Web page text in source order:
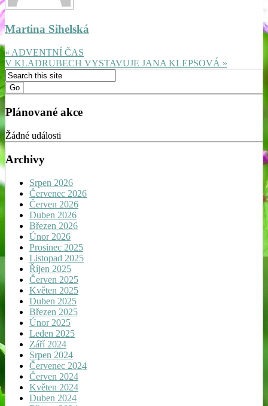
Martina Sihelská
« ADVENTNÍ ČAS
V KLADRUBECH VYSTAVUJE JANA KLEPSOVÁ »
Plánované akce
Žádné události
Archivy
Srpen 2026
Červenec 2026
Červen 2026
Duben 2026
Březen 2026
Únor 2026
Prosinec 2025
Listopad 2025
Říjen 2025
Červen 2025
Květen 2025
Duben 2025
Březen 2025
Únor 2025
Leden 2025
Září 2024
Srpen 2024
Červenec 2024
Červen 2024
Květen 2024
Duben 2024